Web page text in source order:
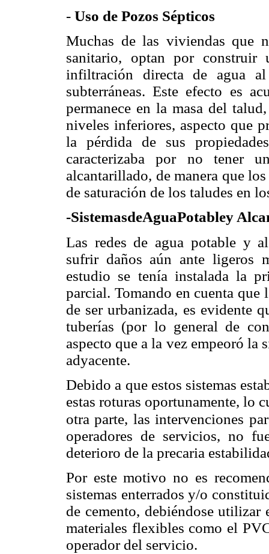
- Uso de Pozos Sépticos
Muchas de las viviendas que
sanitario, optan por
infiltración directa de agua
subterráneas. Este efecto es
permanece en la masa del
niveles inferiores, aspecto que
la pérdida de sus
caracterizaba por no tener
alcantarillado, de manera que
de saturación de los taludes en
-SistemasdeAguaPotabley
Las redes de agua potable y
sufrir daños aún ante ligeros
estudio se tenía instalada la
parcial. Tomando en cuenta
de ser urbanizada, es evidente
tuberías (por lo general de
aspecto que a la vez empeoró
adyacente.
Debido a que estos sistemas
estas roturas oportunamente, lo
otra parte, las intervenciones
operadores de servicios, no
deterioro de la precaria
Por este motivo no es
sistemas enterrados y/o
de cemento, debiéndose
materiales flexibles como el
operador del servicio.